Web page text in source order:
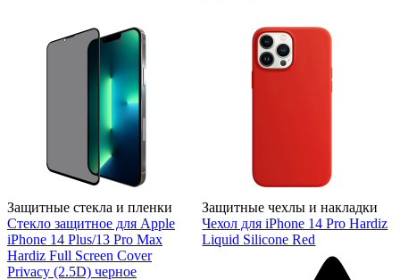
Защитные стекла и пленки
Стекло защитное для Apple
iPhone 14 Plus/13 Pro Max
Hardiz Full Screen Cover
Privacy (2.5D) черное
Защитные чехлы и накладки
Чехол для iPhone 14 Pro Hardiz
Liquid Silicone Red